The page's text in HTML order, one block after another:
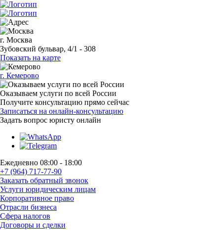
г. Москва
Зубовский бульвар, 4/1 - 308
Показать на карте
г. Кемерово
Оказываем услуги по всей России
Получите консультацию прямо сейчас
Записаться на онлайн-консультацию
Задать вопрос юристу онлайн
Ежедневно 08:00 - 18:00
+7 (964) 717-77-90
Заказать обратный звонок
Услуги юридическим лицам
Корпоративное право
Отрасли бизнеса
Сфера налогов
Договоры и сделки